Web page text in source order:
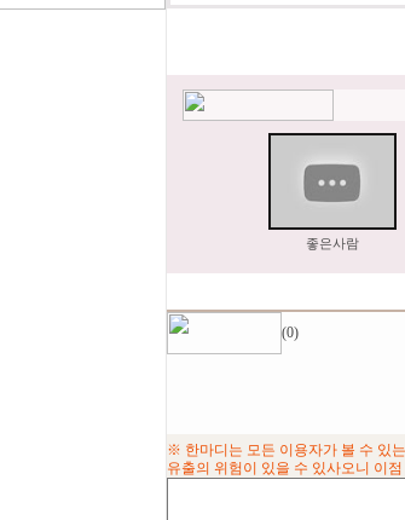
좋은사람
(0)
※ 한마디는 모든 이용자가 볼 수 있
유출의 위험이 있을 수 있사오니 이